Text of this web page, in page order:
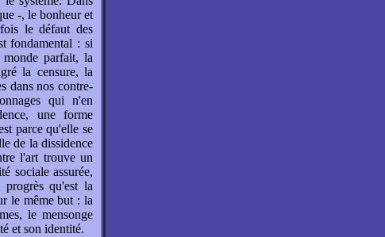
-, le bonheur et
le défaut des
fondamental : si
parfait, la
la censure, la
dans nos contre-
qui n'en
une forme
parce qu'elle se
de la dissidence
l'art trouve un
sociale assurée,
qu'est la
le même but : la
le mensonge
et son identité.